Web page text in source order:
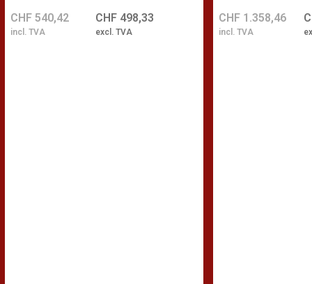
CHF 498,33
excl. TVA
CHF 540,42
incl. TVA
CHF 1.358,46
incl. TVA